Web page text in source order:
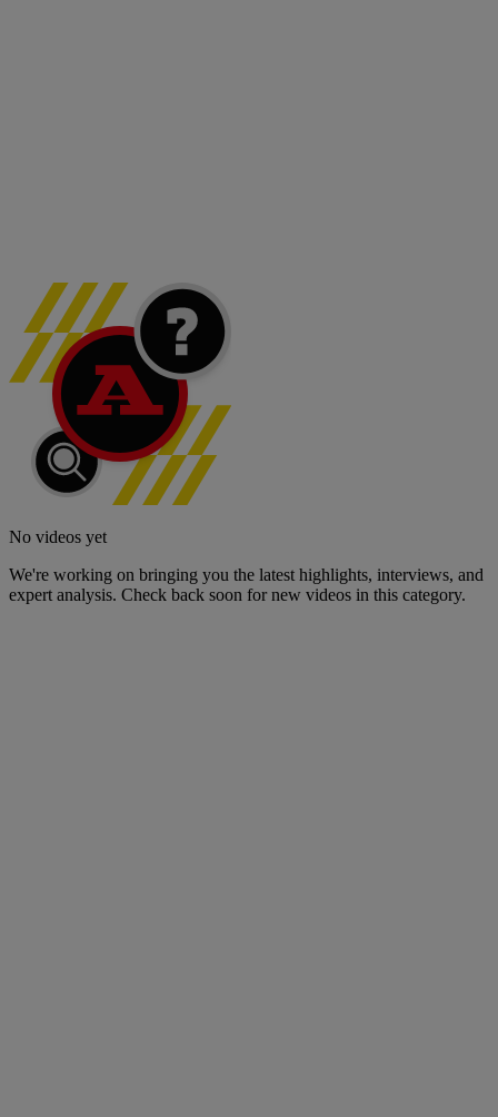
No videos yet
We're working on bringing you the latest highlights, interviews, and
expert analysis. Check back soon for new videos in this category.